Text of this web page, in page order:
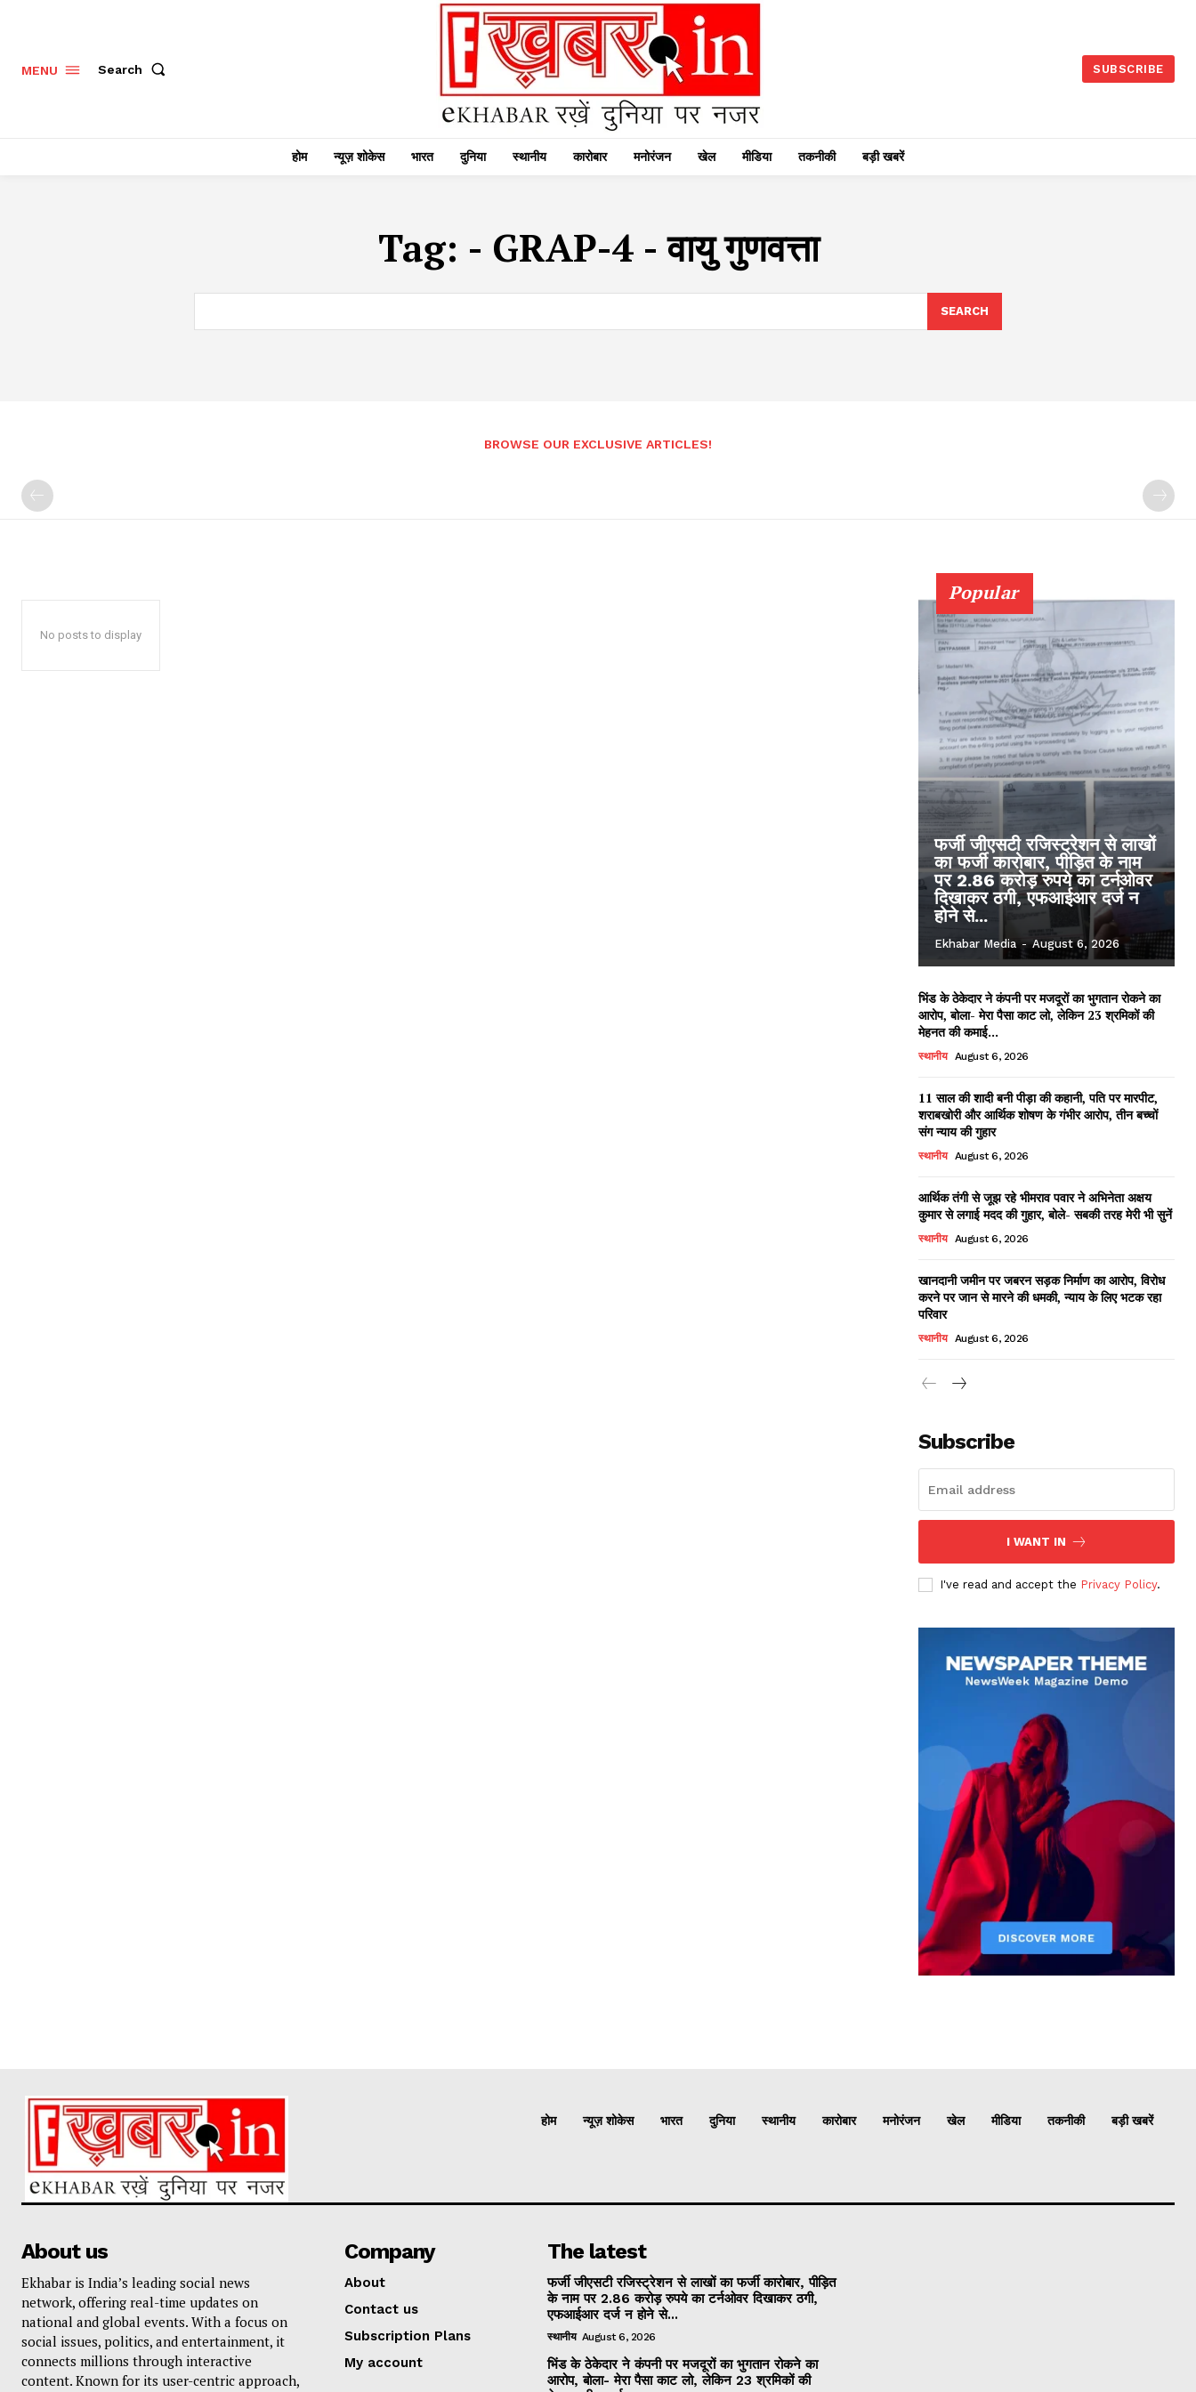
MENU Search SUBSCRIBE
होम न्यूज़ शोकेस भारत दुनिया स्थानीय कारोबार मनोरंजन खेल मीडिया तकनीकी बड़ी खबरें
Tag: - GRAP-4 - वायु गुणवत्ता
SEARCH
BROWSE OUR EXCLUSIVE ARTICLES!
No posts to display
Popular
फर्जी जीएसटी रजिस्ट्रेशन से लाखों
का फर्जी कारोबार, पीड़ित के नाम
पर 2.86 करोड़ रुपये का टर्नओवर
दिखाकर ठगी, एफआईआर दर्ज न
होने से...
Ekhabar Media - August 6, 2026
भिंड के ठेकेदार ने कंपनी पर मजदूरों का भुगतान रोकने का
आरोप, बोला- मेरा पैसा काट लो, लेकिन 23 श्रमिकों की
मेहनत की कमाई...
स्थानीय August 6, 2026
11 साल की शादी बनी पीड़ा की कहानी, पति पर मारपीट,
शराबखोरी और आर्थिक शोषण के गंभीर आरोप, तीन बच्चों
संग न्याय की गुहार
स्थानीय August 6, 2026
आर्थिक तंगी से जूझ रहे भीमराव पवार ने अभिनेता अक्षय
कुमार से लगाई मदद की गुहार, बोले- सबकी तरह मेरी भी सुनें
स्थानीय August 6, 2026
खानदानी जमीन पर जबरन सड़क निर्माण का आरोप, विरोध
करने पर जान से मारने की धमकी, न्याय के लिए भटक रहा
परिवार
स्थानीय August 6, 2026
Subscribe
I WANT IN
I've read and accept the Privacy Policy.
होम न्यूज़ शोकेस भारत दुनिया स्थानीय कारोबार मनोरंजन खेल मीडिया तकनीकी बड़ी खबरें
About us
Ekhabar is India’s leading social news
network, offering real-time updates on
national and global events. With a focus on
social issues, politics, and entertainment, it
connects millions through interactive
content. Known for its user-centric approach,
Company
About
Contact us
Subscription Plans
My account
The latest
फर्जी जीएसटी रजिस्ट्रेशन से लाखों का फर्जी कारोबार, पीड़ित
के नाम पर 2.86 करोड़ रुपये का टर्नओवर दिखाकर ठगी,
एफआईआर दर्ज न होने से...
स्थानीय August 6, 2026
भिंड के ठेकेदार ने कंपनी पर मजदूरों का भुगतान रोकने का
आरोप, बोला- मेरा पैसा काट लो, लेकिन 23 श्रमिकों की